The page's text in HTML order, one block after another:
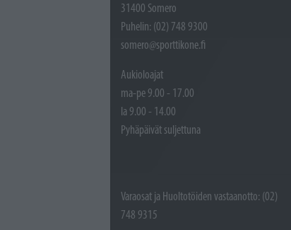
31400 Somero
Puhelin: (02) 748 9300
somero@sporttikone.fi
Aukioloajat
ma-pe 9.00 - 17.00
la 9.00 - 14.00
Pyhäpäivät suljettuna
Varaosat ja Huoltotöiden vastaanotto: (02)
748 9315